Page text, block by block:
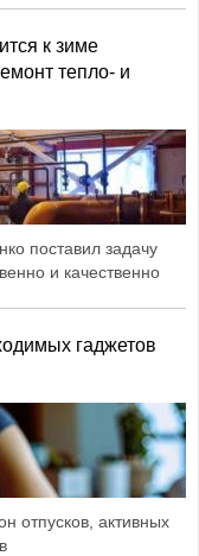
к зиме
тепло- и
поставил задачу
и качественно
гаджетов
отпусков, активных